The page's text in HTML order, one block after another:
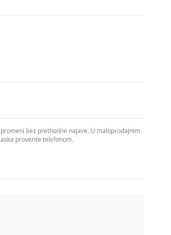
bez prethodne najave. U maloprodajnim
proverite telefonom.
Kompaktne dimenzije 180 x